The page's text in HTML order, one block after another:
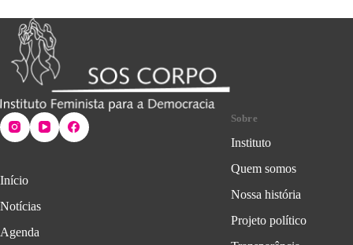
Início
Notícias
Agenda
Sobre
Instituto
Quem somos
Nossa história
Projeto político